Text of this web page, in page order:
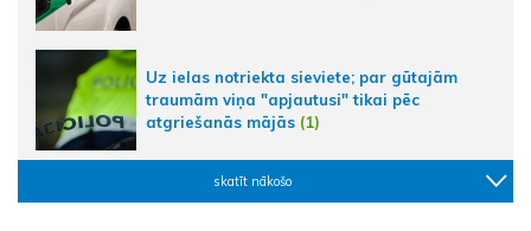
Uz ielas notriekta sieviete; par gūtajām
traumām viņa "apjautusi" tikai pēc
atgriešanās mājās (1)
skatīt nākošo